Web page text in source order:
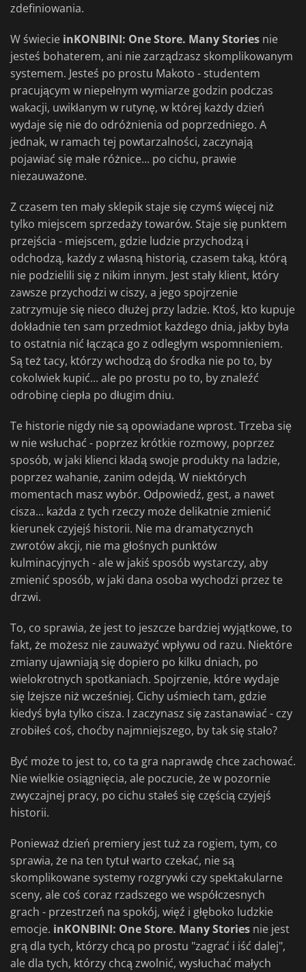
zdefiniowania.
W świecie inKONBINI: One Store. Many Stories nie
jesteś bohaterem, ani nie zarządzasz skomplikowanym
systemem. Jesteś po prostu Makoto - studentem
pracującym w niepełnym wymiarze godzin podczas
wakacji, uwikłanym w rutynę, w której każdy dzień
wydaje się nie do odróżnienia od poprzedniego. A
jednak, w ramach tej powtarzalności, zaczynają
pojawiać się małe różnice... po cichu, prawie
niezauważone.
Z czasem ten mały sklepik staje się czymś więcej niż
tylko miejscem sprzedaży towarów. Staje się punktem
przejścia - miejscem, gdzie ludzie przychodzą i
odchodzą, każdy z własną historią, czasem taką, którą
nie podzielili się z nikim innym. Jest stały klient, który
zawsze przychodzi w ciszy, a jego spojrzenie
zatrzymuje się nieco dłużej przy ladzie. Ktoś, kto kupuje
dokładnie ten sam przedmiot każdego dnia, jakby była
to ostatnia nić łącząca go z odległym wspomnieniem.
Są też tacy, którzy wchodzą do środka nie po to, by
cokolwiek kupić... ale po prostu po to, by znaleźć
odrobinę ciepła po długim dniu.
Te historie nigdy nie są opowiadane wprost. Trzeba się
w nie wsłuchać - poprzez krótkie rozmowy, poprzez
sposób, w jaki klienci kładą swoje produkty na ladzie,
poprzez wahanie, zanim odejdą. W niektórych
momentach masz wybór. Odpowiedź, gest, a nawet
cisza... każda z tych rzeczy może delikatnie zmienić
kierunek czyjejś historii. Nie ma dramatycznych
zwrotów akcji, nie ma głośnych punktów
kulminacyjnych - ale w jakiś sposób wystarczy, aby
zmienić sposób, w jaki dana osoba wychodzi przez te
drzwi.
To, co sprawia, że jest to jeszcze bardziej wyjątkowe, to
fakt, że możesz nie zauważyć wpływu od razu. Niektóre
zmiany ujawniają się dopiero po kilku dniach, po
wielokrotnych spotkaniach. Spojrzenie, które wydaje
się lżejsze niż wcześniej. Cichy uśmiech tam, gdzie
kiedyś była tylko cisza. I zaczynasz się zastanawiać - czy
zrobiłeś coś, choćby najmniejszego, by tak się stało?
Być może to jest to, co ta gra naprawdę chce zachować.
Nie wielkie osiągnięcia, ale poczucie, że w pozornie
zwyczajnej pracy, po cichu stałeś się częścią czyjejś
historii.
Ponieważ dzień premiery jest tuż za rogiem, tym, co
sprawia, że na ten tytuł warto czekać, nie są
skomplikowane systemy rozgrywki czy spektakularne
sceny, ale coś coraz rzadszego we współczesnych
grach - przestrzeń na spokój, więź i głęboko ludzkie
emocje. inKONBINI: One Store. Many Stories nie jest
grą dla tych, którzy chcą po prostu "zagrać i iść dalej",
ale dla tych, którzy chcą zwolnić, wysłuchać małych